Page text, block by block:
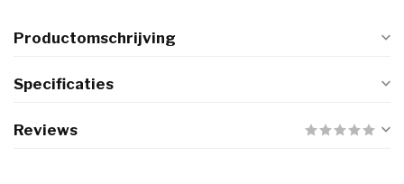
Productomschrijving
Specificaties
Reviews